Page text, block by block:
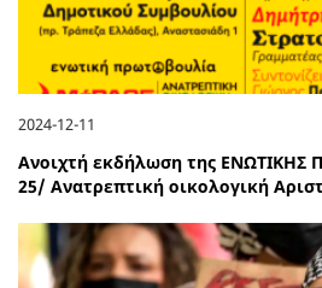
2024-12-11
Ανοιχτή εκδήλωση της ΕΝΩΤΙΚΗΣ
25/ Ανατρεπτική οικολογική